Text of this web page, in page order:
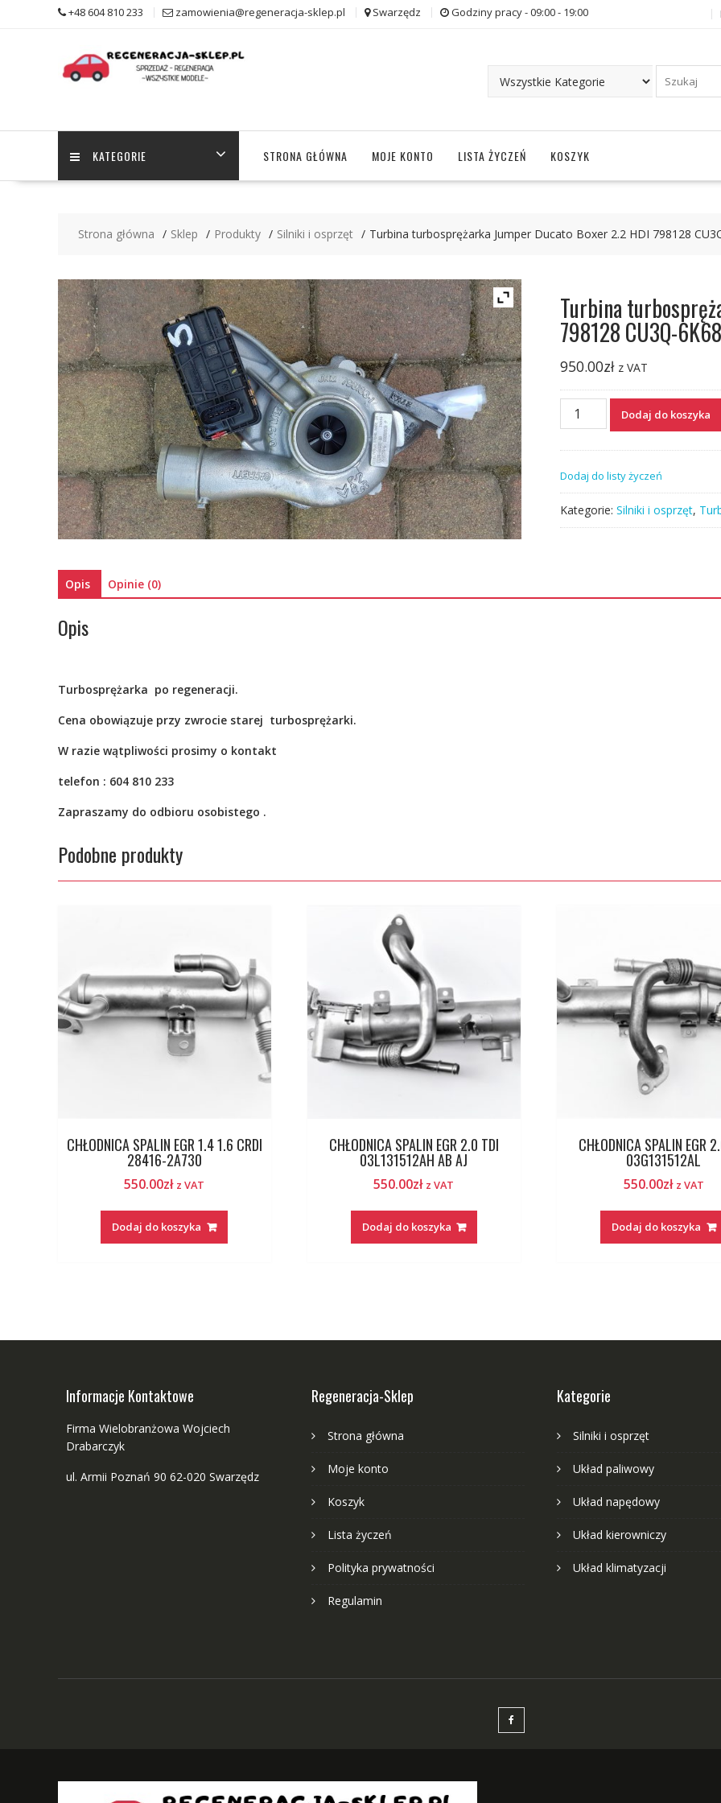
+48 604 810 233 zamowienia@regeneracja-sklep.pl Swarzędz Godziny pracy - 09:00 - 19:00
KATEGORIE STRONA GŁÓWNA MOJE KONTO LISTA ŻYCZEŃ KOSZYK
Strona główna Sklep Produkty Silniki i osprzęt Turbina turbosprężarka Jumper Ducato Boxer 2.2 HDI 798128
Turbina
798128 CU3Q-
950.00zł z VAT
ilość
Turbina
Ducato
Boxer
2.2
HDI
BB
Dodaj do koszyka
Dodaj do listy życzeń
Kategorie: Silniki i osprzęt,
Opis Opinie (0)
Opis
Turbosprężarka po regeneracji.
Cena obowiązuje przy zwrocie starej turbosprężarki.
W razie wątpliwości prosimy o kontakt
telefon : 604 810 233
Zapraszamy do odbioru osobistego .
Podobne produkty
CHŁODNICA SPALIN EGR 1.4 1.6 CRDI
28416-2A730
550.00zł z VAT
Dodaj do koszyka
CHŁODNICA SPALIN EGR 2.0 TDI
03L131512AH AB AJ
550.00zł z VAT
Dodaj do koszyka
CHŁODNICA SPALIN EGR
03G131512AL
550.00zł z VAT
Dodaj do koszyka
Informacje Kontaktowe
Firma Wielobranżowa Wojciech
Drabarczyk
ul. Armii Poznań 90 62-020 Swarzędz
Regeneracja-Sklep
Strona główna
Moje konto
Koszyk
Lista życzeń
Polityka prywatności
Regulamin
Kategorie
Silniki i osprzęt
Układ paliwowy
Układ napędowy
Układ kierowniczy
Układ klimatyzacji